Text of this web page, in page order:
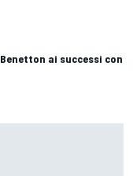
ai successi con